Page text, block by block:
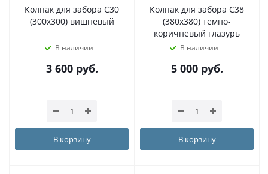
Колпак для забора С30
(300х300) вишневый
В наличии
3 600руб.
В корзину
Колпак для забора C38
(380х380) темно-
коричневый глазурь
В наличии
5 000руб.
В корзину